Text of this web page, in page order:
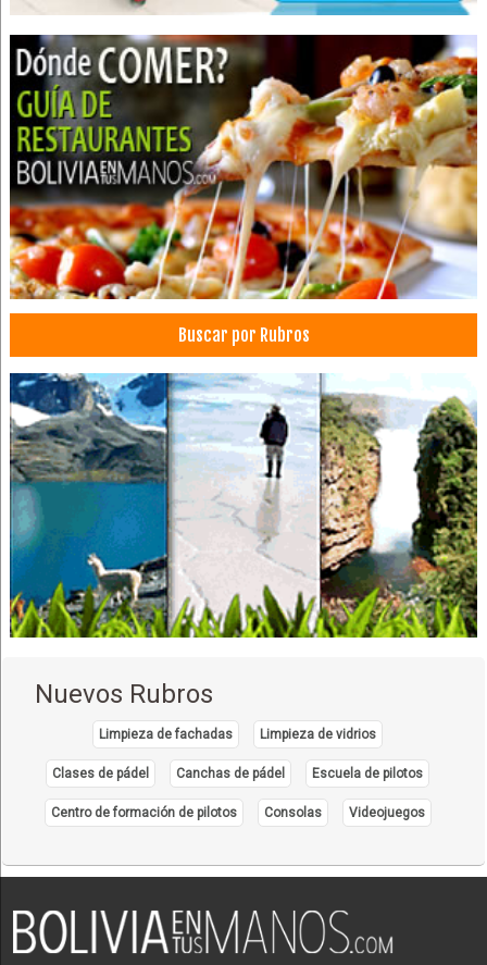
Buscar por Rubros
Nuevos Rubros
Limpieza de fachadas Limpieza de vidrios
Clases de pádel Canchas de pádel Escuela de pilotos
Centro de formación de pilotos Consolas Videojuegos